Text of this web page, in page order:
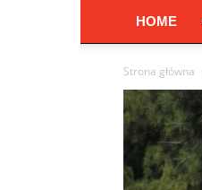
HOME
Strona główna